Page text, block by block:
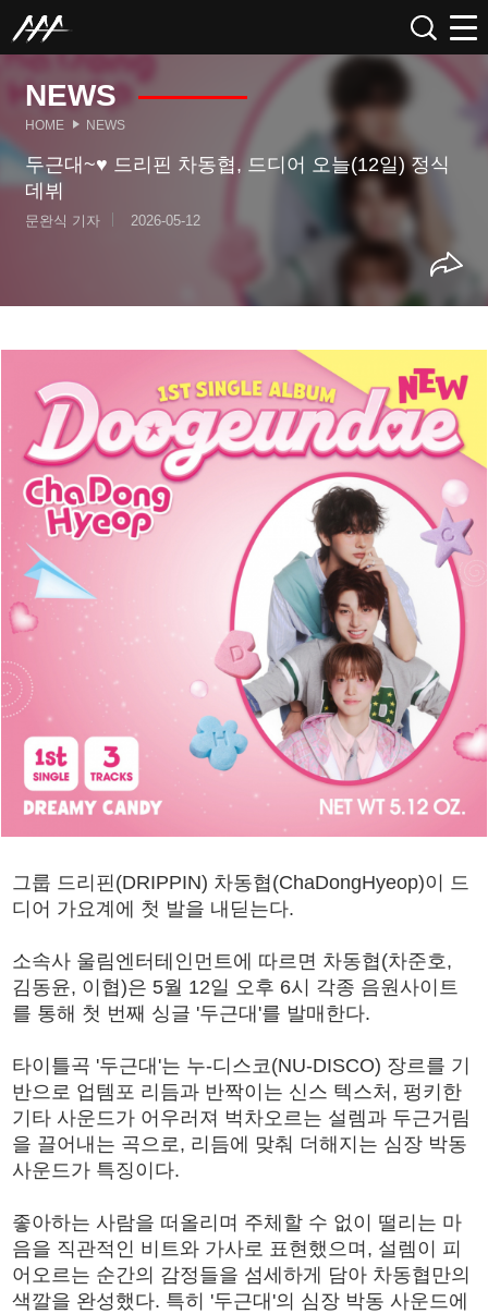
NEWS
HOME NEWS
두근대~♥ 드리핀 차동협, 드디어 오늘(12일) 정식
데뷔
문완식 기자 2026-05-12
그룹 드리핀(DRIPPIN) 차동협(ChaDongHyeop)이 드
디어 가요계에 첫 발을 내딛는다.
소속사 울림엔터테인먼트에 따르면 차동협(차준호,
김동윤, 이협)은 5월 12일 오후 6시 각종 음원사이트
를 통해 첫 번째 싱글 '두근대'를 발매한다.
타이틀곡 '두근대'는 누-디스코(NU-DISCO) 장르를 기
반으로 업템포 리듬과 반짝이는 신스 텍스처, 펑키한
기타 사운드가 어우러져 벅차오르는 설렘과 두근거림
을 끌어내는 곡으로, 리듬에 맞춰 더해지는 심장 박동
사운드가 특징이다.
좋아하는 사람을 떠올리며 주체할 수 없이 떨리는 마
음을 직관적인 비트와 가사로 표현했으며, 설렘이 피
어오르는 순간의 감정들을 섬세하게 담아 차동협만의
색깔을 완성했다. 특히 '두근대'의 심장 박동 사운드에